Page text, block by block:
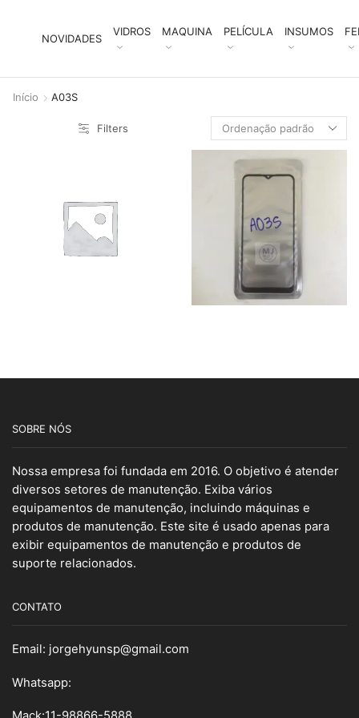
NOVIDADES
VIDROS MAQUINA PELÍCULA INSUMOS
Início A03S
Filters
SOBRE NÓS
Nossa empresa foi fundada em 2016. O objetivo é atender
diversos setores de manutenção. Exiba vários
equipamentos de manutenção, incluindo máquinas e
produtos de manutenção. Este site é usado apenas para
exibir equipamentos de manutenção e produtos de
suporte relacionados.
CONTATO
Email: jorgehyunsp@gmail.com
Whatsapp: